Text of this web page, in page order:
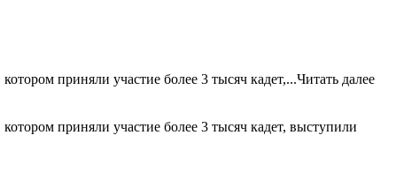
приняли участие более 3 тысяч кадет,...Читать далее
приняли участие более 3 тысяч кадет, выступили